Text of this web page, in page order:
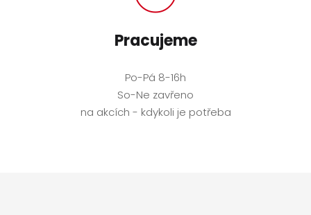
Pracujeme
Po-Pá 8-16h
So-Ne zavřeno
na akcích - kdykoli je potřeba